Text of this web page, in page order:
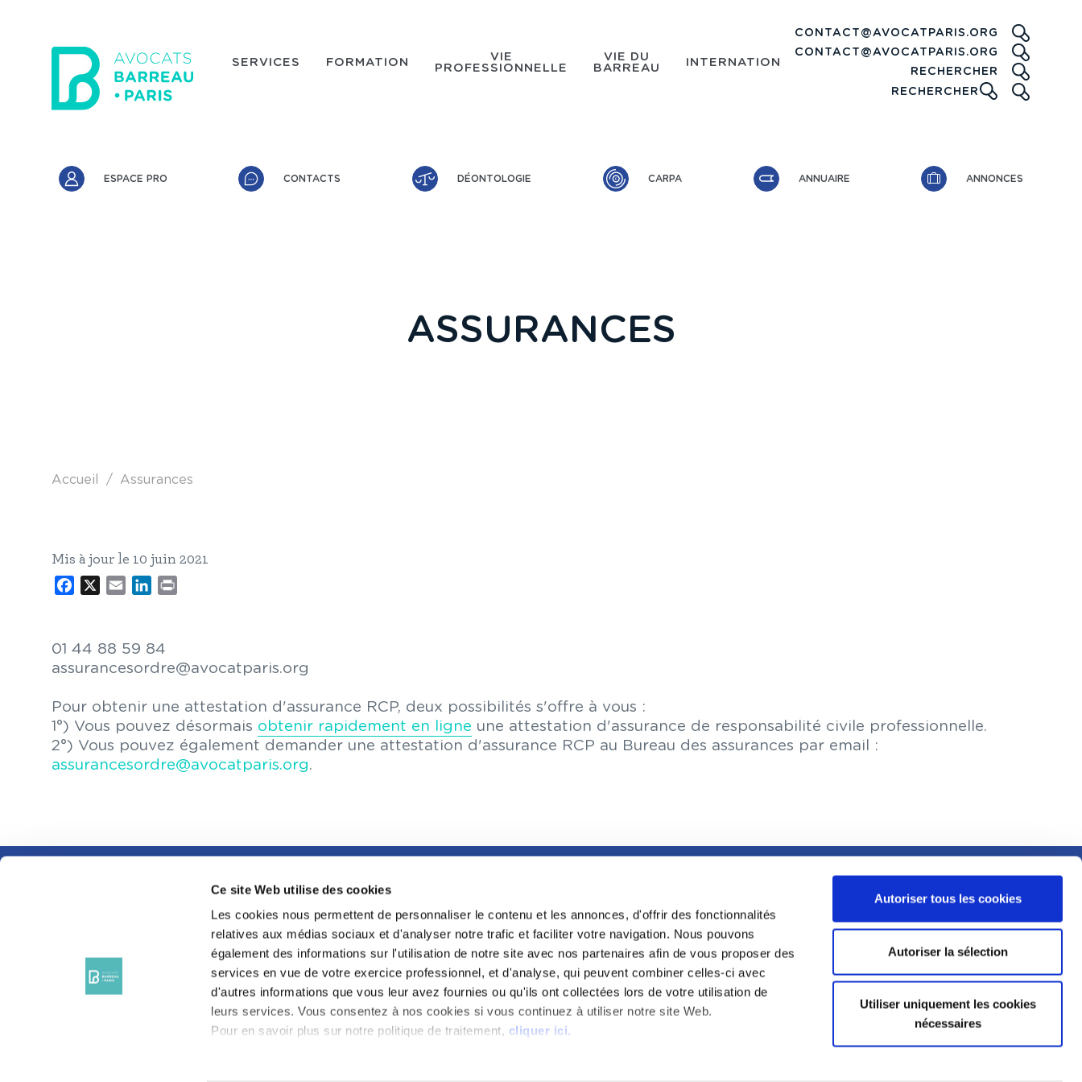
Ce site Web utilise des cookies
Les cookies nous permettent de personnaliser le contenu et les annonces, d'offrir des fonctionnalités
relatives aux médias sociaux et d'analyser notre trafic et faciliter votre navigation. Nous pouvons
également des informations sur l'utilisation de notre site avec nos partenaires afin de vous proposer des
services en vue de votre exercice professionnel, et d'analyse, qui peuvent combiner celles-ci avec
d'autres informations que vous leur avez fournies ou qu'ils ont collectées lors de votre utilisation de
leurs services. Vous consentez à nos cookies si vous continuez à utiliser notre site Web.
Pour en savoir plus sur notre politique de traitement, cliquer ici.
Autoriser tous les cookies
Autoriser la sélection
Utiliser uniquement les cookies
nécessaires
SERVICES FORMATION
VIE
PROFESSIONNELLE
VIE DU
BARREAU
INTERNATIONAL
CONTACT@AVOCATPARIS.ORG
CONTACT@AVOCATPARIS.ORG
RECHERCHER
RECHERCHER ICONE
Accès rapide
ESPACE PRO CONTACTS DÉONTOLOGIE CARPA ANNUAIRE ANNONCES
ASSURANCES
Fil d'Ariane
Accueil Assurances
Mis à jour le 10 juin 2021
Facebook
X Email LinkedIn
01 44 88 59 84
assurancesordre@avocatparis.org
Pour obtenir une attestation d'assurance RCP, deux possibilités s'offre à vous :
1°) Vous pouvez désormais obtenir rapidement en ligne une attestation d'assurance de responsabilité civile professionnelle.
2°) Vous pouvez également demander une attestation d'assurance RCP au Bureau des assurances par email :
assurancesordre@avocatparis.org.
FOOTER
L'INCUBATEUR
CDAAP
LA CONFÉRENCE
PROGRAMME REPIT
PROTECTION KERIALIS
ESPACE PRESSE
MENTIONS LÉGALES
DÉCLARATION DE